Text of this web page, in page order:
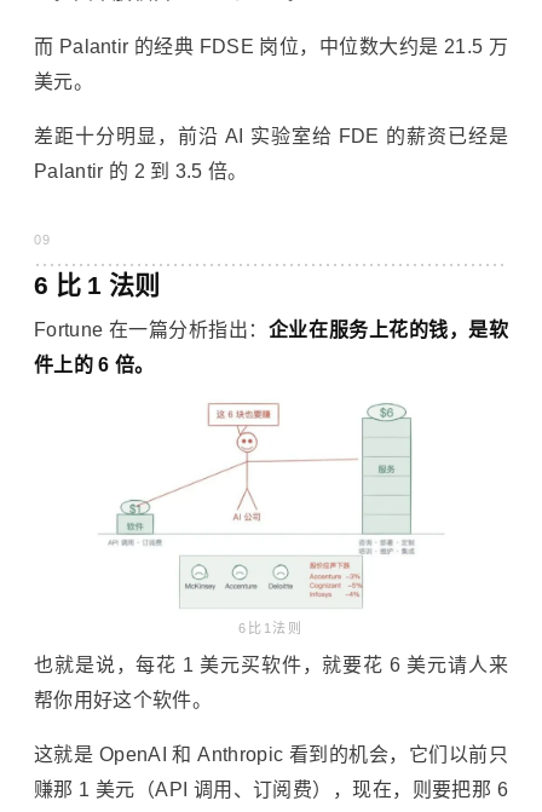
而 Palantir 的经典 FDSE 岗位，中位数大约是 21.5 万
美元。
差距十分明显，前沿 AI 实验室给 FDE 的薪资已经是
Palantir 的 2 到 3.5 倍。
09
6 比 1 法则
Fortune 在一篇分析指出： 企业在服务上花的钱，是软
件上的 6 倍。
6比1法则
也就是说，每花 1 美元买软件，就要花 6 美元请人来
帮你用好这个软件。
这就是 OpenAI 和 Anthropic 看到的机会，它们以前只
赚那 1 美元（API 调用、订阅费），现在，则要把那 6